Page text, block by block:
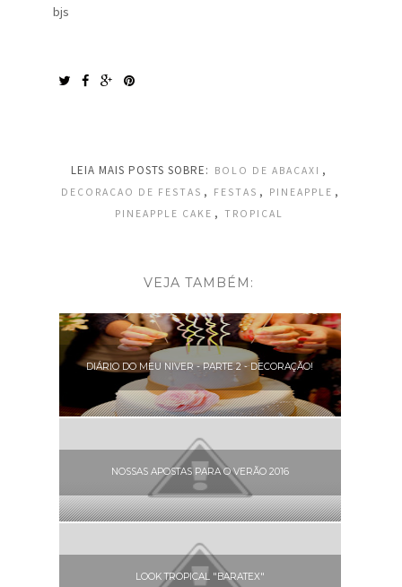
bjs
LEIA MAIS POSTS SOBRE: BOLO DE ABACAXI ,
DECORACAO DE FESTAS , FESTAS , PINEAPPLE ,
PINEAPPLE CAKE , TROPICAL
VEJA TAMBÉM:
DIÁRIO DO MEU NIVER - PARTE 2 - DECORAÇÃO!
NOSSAS APOSTAS PARA O VERÃO 2016
LOOK TROPICAL "BARATEX"